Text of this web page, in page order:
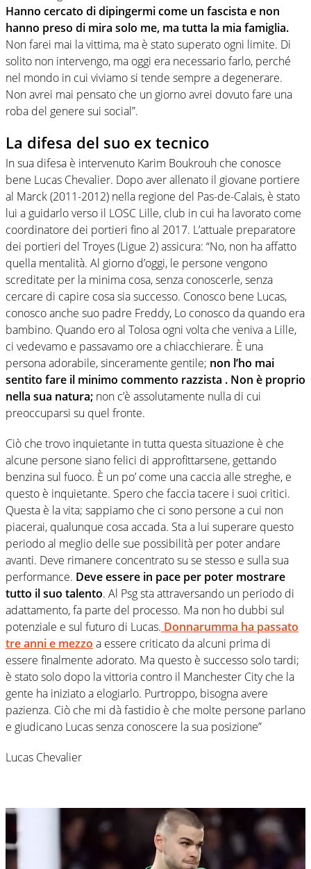
Hanno cercato di dipingermi come un fascista e non
hanno preso di mira solo me, ma tutta la mia famiglia.
Non farei mai la vittima, ma è stato superato ogni limite. Di
solito non intervengo, ma oggi era necessario farlo, perché
nel mondo in cui viviamo si tende sempre a degenerare.
Non avrei mai pensato che un giorno avrei dovuto fare una
roba del genere sui social”.
La difesa del suo ex tecnico
In sua difesa è intervenuto Karim Boukrouh che conosce
bene Lucas Chevalier. Dopo aver allenato il giovane portiere
al Marck (2011-2012) nella regione del Pas-de-Calais, è stato
lui a guidarlo verso il LOSC Lille, club in cui ha lavorato come
coordinatore dei portieri fino al 2017. L’attuale preparatore
dei portieri del Troyes (Ligue 2) assicura: “No, non ha affatto
quella mentalità. Al giorno d’oggi, le persone vengono
screditate per la minima cosa, senza conoscerle, senza
cercare di capire cosa sia successo. Conosco bene Lucas,
conosco anche suo padre Freddy, Lo conosco da quando era
bambino. Quando ero al Tolosa ogni volta che veniva a Lille,
ci vedevamo e passavamo ore a chiacchierare. È una
persona adorabile, sinceramente gentile; non l’ho mai
sentito fare il minimo commento razzista . Non è proprio
nella sua natura; non c’è assolutamente nulla di cui
preoccuparsi su quel fronte.
Ciò che trovo inquietante in tutta questa situazione è che
alcune persone siano felici di approfittarsene, gettando
benzina sul fuoco. È un po’ come una caccia alle streghe, e
questo è inquietante. Spero che faccia tacere i suoi critici.
Questa è la vita; sappiamo che ci sono persone a cui non
piacerai, qualunque cosa accada. Sta a lui superare questo
periodo al meglio delle sue possibilità per poter andare
avanti. Deve rimanere concentrato su se stesso e sulla sua
performance. Deve essere in pace per poter mostrare
tutto il suo talento. Al Psg sta attraversando un periodo di
adattamento, fa parte del processo. Ma non ho dubbi sul
potenziale e sul futuro di Lucas. Donnarumma ha passato
tre anni e mezzo a essere criticato da alcuni prima di
essere finalmente adorato. Ma questo è successo solo tardi;
è stato solo dopo la vittoria contro il Manchester City che la
gente ha iniziato a elogiarlo. Purtroppo, bisogna avere
pazienza. Ciò che mi dà fastidio è che molte persone parlano
e giudicano Lucas senza conoscere la sua posizione”
Lucas Chevalier